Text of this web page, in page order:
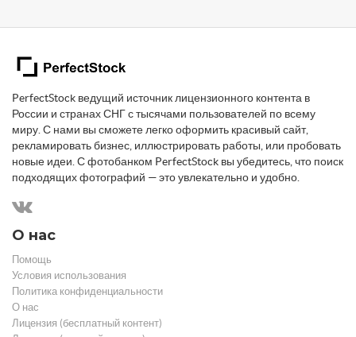
PerfectStock ведущий источник лицензионного контента в
России и странах СНГ с тысячами пользователей по всему
миру. С нами вы сможете легко оформить красивый сайт,
рекламировать бизнес, иллюстрировать работы, или пробовать
новые идеи. С фотобанком PerfectStock вы убедитесь, что поиск
подходящих фотографий — это увлекательно и удобно.
О нас
Помощь
Условия использования
Политика конфиденциальности
О нас
Лицензия (бесплатный контент)